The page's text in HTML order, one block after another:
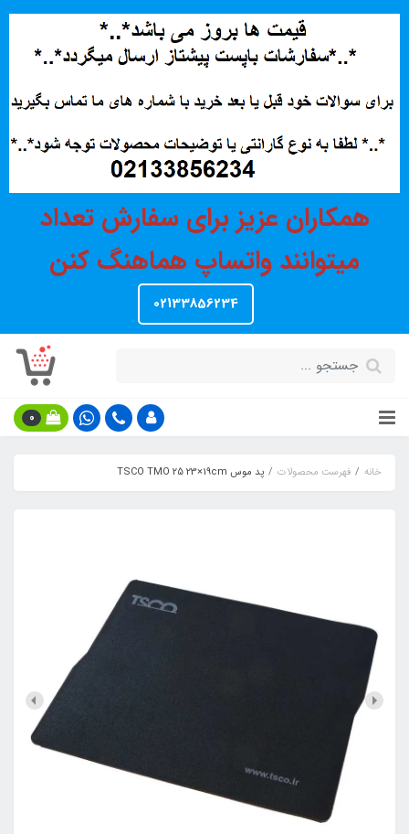
همکاران عزیز برای سفارش تعداد
میتوانند واتساپ هماهنگ کنن
02133856234
0
خانه فهرست محصولات پد موس TSCO TMO 25 23×19cm